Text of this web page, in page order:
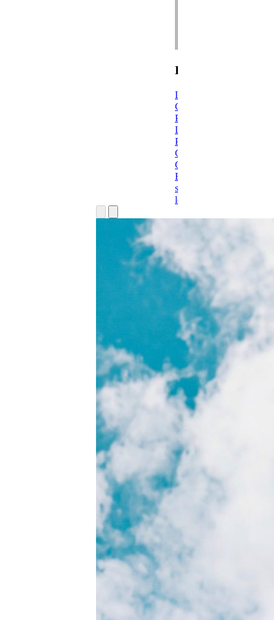
E-Learning
Linkedin Learning
Cursos Online
Powerminds
Learning Keys
Portal Para La
Ciudadanía
GESINNOVA
Explorar
soluciones e-
learning